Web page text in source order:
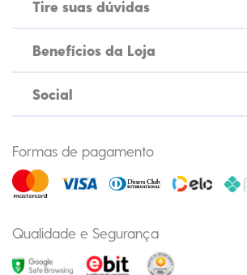
Tire suas dúvidas
Benefícios da Loja
Social
Formas de pagamento
Qualidade e Segurança